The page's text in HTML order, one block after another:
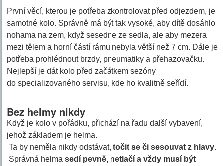
První věcí, kterou je potřeba zkontrolovat před odjezdem, je
samotné kolo. Správně má být tak vysoké, aby dítě dosáhlo
nohama na zem, když sesedne ze sedla, ale aby mezera
mezi tělem a horní částí rámu nebyla větší než 7 cm. Dále je
potřeba prohlédnout brzdy, pneumatiky a přehazovačku.
Nejlepší je dát kolo před začátkem sezóny
do specializovaného servisu, kde ho kvalitně seřídí.
Bez helmy nikdy
Když je kolo v pořádku, přichází na řadu další vybavení,
jehož základem je helma.
Ta by neměla nikdy odstávat,točit se či sesouvat z hlavy.
Správná helmasedí pevně, netlačí a vždy musí být